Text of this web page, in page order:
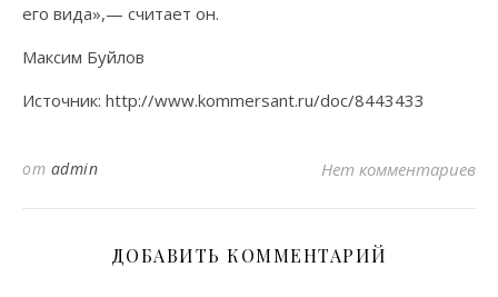
его вида»,— считает он.
Максим Буйлов
Источник: http://www.kommersant.ru/doc/8443433
от admin Нет комментариев
ДОБАВИТЬ КОММЕНТАРИЙ